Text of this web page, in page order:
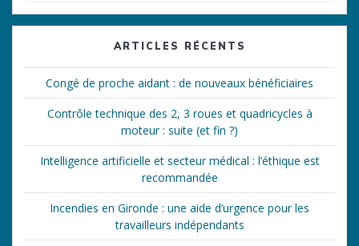
:
ARTICLES RÉCENTS
Congé de proche aidant : de nouveaux bénéficiaires
Contrôle technique des 2, 3 roues et quadricycles à
moteur : suite (et fin ?)
Intelligence artificielle et secteur médical : l’éthique est
recommandée
Incendies en Gironde : une aide d’urgence pour les
travailleurs indépendants